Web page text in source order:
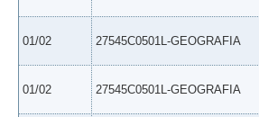
01/02 27545C0501L-GEOGRAFIA
01/02 27545C0501L-GEOGRAFIA